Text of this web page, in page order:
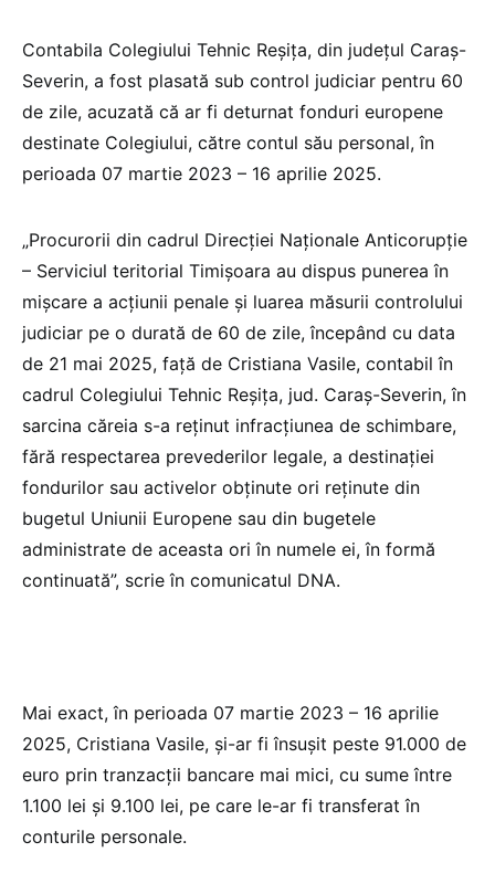
Contabila Colegiului Tehnic Reșița, din județul Caraș-
Severin, a fost plasată sub control judiciar pentru 60
de zile, acuzată că ar fi deturnat fonduri europene
destinate Colegiului, către contul său personal, în
perioada 07 martie 2023 – 16 aprilie 2025.
„Procurorii din cadrul Direcției Naționale Anticorupție
– Serviciul teritorial Timișoara au dispus punerea în
mișcare a acțiunii penale și luarea măsurii controlului
judiciar pe o durată de 60 de zile, începând cu data
de 21 mai 2025, față de Cristiana Vasile, contabil în
cadrul Colegiului Tehnic Reșița, jud. Caraș-Severin, în
sarcina căreia s-a reținut infracțiunea de schimbare,
fără respectarea prevederilor legale, a destinației
fondurilor sau activelor obținute ori reținute din
bugetul Uniunii Europene sau din bugetele
administrate de aceasta ori în numele ei, în formă
continuată”, scrie în comunicatul DNA.
Mai exact, în perioada 07 martie 2023 – 16 aprilie
2025, Cristiana Vasile, și-ar fi însușit peste 91.000 de
euro prin tranzacții bancare mai mici, cu sume între
1.100 lei și 9.100 lei, pe care le-ar fi transferat în
conturile personale.